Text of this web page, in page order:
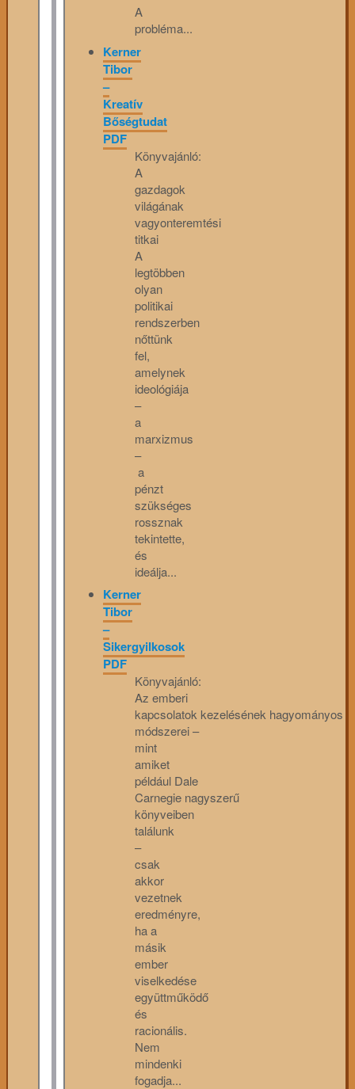
A
probléma...
Kerner
Tibor
–
Kreatív
Bőségtudat
PDF
Könyvajánló:
A
gazdagok
világának
vagyonteremtési
titkai
A
legtöbben
olyan
politikai
rendszerben
nőttünk
fel,
amelynek
ideológiája
–
a
marxizmus
–
a
pénzt
szükséges
rossznak
tekintette,
és
ideálja...
Kerner
Tibor
–
Sikergyilkosok
PDF
Könyvajánló:
Az emberi
kapcsolatok kezelésének hagyományos
módszerei –
mint
amiket
például Dale
Carnegie nagyszerű
könyveiben
találunk
–
csak
akkor
vezetnek
eredményre,
ha a
másik
ember
viselkedése
együttműködő
és
racionális.
Nem
mindenki
fogadja...